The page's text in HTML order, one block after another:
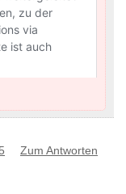
Zum Antworten